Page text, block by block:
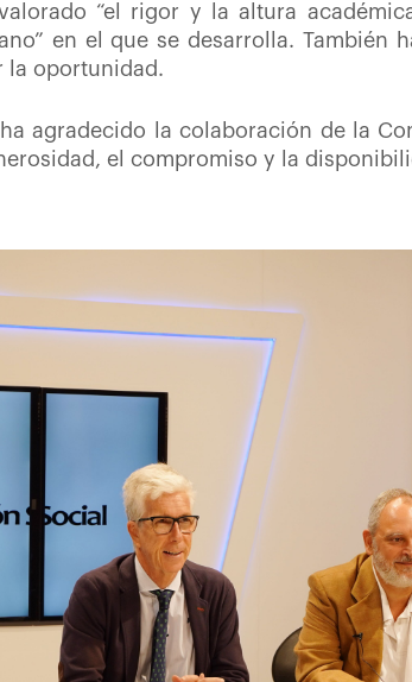
“el rigor y la altura
en el que se desarrolla. También
la oportunidad.
agradecido la colaboración de la
el compromiso y la